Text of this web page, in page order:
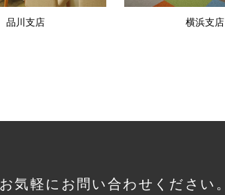
品川支店 横浜支店
お気軽にお問い合わせください。